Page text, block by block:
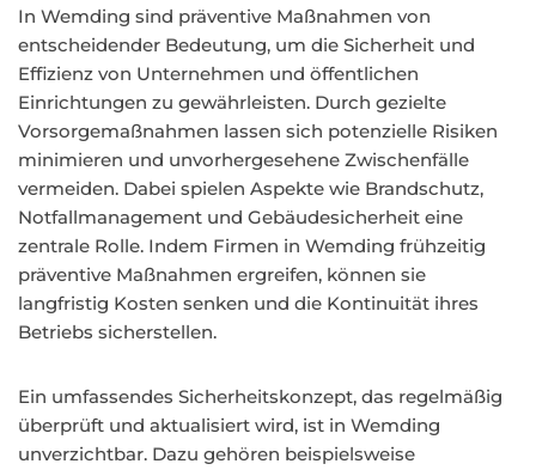
In Wemding sind präventive Maßnahmen von
entscheidender Bedeutung, um die Sicherheit und
Effizienz von Unternehmen und öffentlichen
Einrichtungen zu gewährleisten. Durch gezielte
Vorsorgemaßnahmen lassen sich potenzielle Risiken
minimieren und unvorhergesehene Zwischenfälle
vermeiden. Dabei spielen Aspekte wie Brandschutz,
Notfallmanagement und Gebäudesicherheit eine
zentrale Rolle. Indem Firmen in Wemding frühzeitig
präventive Maßnahmen ergreifen, können sie
langfristig Kosten senken und die Kontinuität ihres
Betriebs sicherstellen.
Ein umfassendes Sicherheitskonzept, das regelmäßig
überprüft und aktualisiert wird, ist in Wemding
unverzichtbar. Dazu gehören beispielsweise